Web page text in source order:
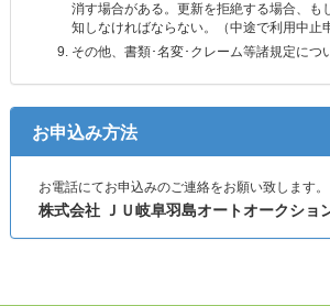
消す場合がある。更新を拒絶する場合、
知しなければならない。（中途で利用中
その他、書類･名変･クレーム等諸規定に
お申込み方法
お電話にてお申込みのご連絡をお願い致します
株式会社 ＪＵ岐阜羽島オートオークシ